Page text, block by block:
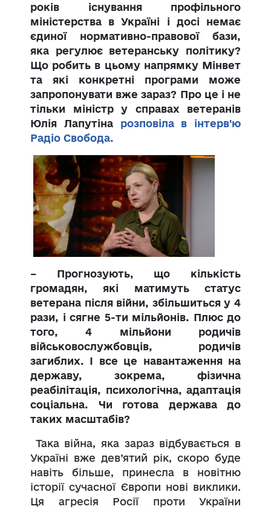
років існування профільного
міністерства в Україні і досі немає
єдиної нормативно-правової бази,
яка регулює ветеранську політику?
Що робить в цьому напрямку Мінвет
та які конкретні програми може
запропонувати вже зараз? Про це і не
тільки міністр у справах ветеранів
Юлія Лапутіна розповіла в інтерв'ю
Радіо Свобода.
– Прогнозують, що кількість
громадян, які матимуть статус
ветерана після війни, збільшиться у 4
рази, і сягне 5-ти мільйонів. Плюс до
того, 4 мільйони родичів
військовослужбовців, родичів
загиблих. І все це навантаження на
державу, зокрема, фізична
реабілітація, психологічна, адаптація
соціальна. Чи готова держава до
таких масштабів?
Така війна, яка зараз відбувається в
Україні вже дев’ятий рік, скоро буде
навіть більше, принесла в новітню
історії сучасної Європи нові виклики.
Ця агресія Росії проти України